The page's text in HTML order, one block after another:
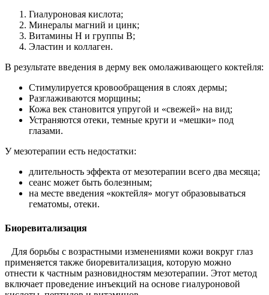
Гиалуроновая кислота;
Минералы магний и цинк;
Витамины Н и группы В;
Эластин и коллаген.
В результате введения в дерму век омолаживающего коктейля:
Стимулируется кровообращения в слоях дермы;
Разглаживаются морщины;
Кожа век становится упругой и «свежей» на вид;
Устраняются отеки, темные круги и «мешки» под
глазами.
У мезотерапии есть недостатки:
длительность эффекта от мезотерапии всего два месяца;
сеанс может быть болезнным;
на месте введения «коктейля» могут образовываться
гематомы, отеки.
Биоревитализация
Для борьбы с возрастными изменениями кожи вокруг глаз
применяется также биоревитализация, которую можно
отнести к частным разновидностям мезотерапии. Этот метод
включает проведение инъекций на основе гиалуроновой